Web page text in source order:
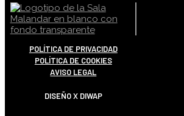
POLÍTICA DE PRIVACIDAD
POLÍTICA DE COOKIES
AVISO LEGAL
DISEÑO X DIWAP